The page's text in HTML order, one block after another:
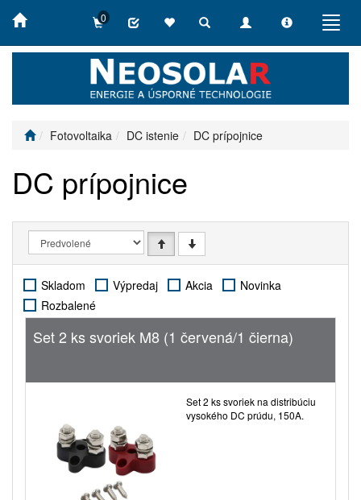
Toggle
Toggle
Toggle
0
Fotovoltaika DC istenie DC prípojnice
DC prípojnice
Skladom Výpredaj Akcia
Novinka
Rozbalené
Set 2 ks svoriek M8 (1 červená/1 čierna)
Set 2 ks svoriek na distribúciu
vysokého DC prúdu, 150A.